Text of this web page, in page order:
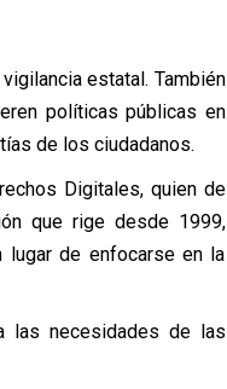
estatal. También
políticas públicas en
de los ciudadanos.
Digitales, quien de
que rige desde 1999,
lugar de enfocarse en la
las necesidades de las